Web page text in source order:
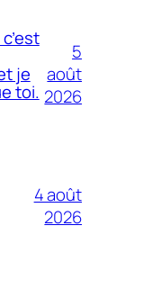
je
toi.
5
août
2026
4 août
2026